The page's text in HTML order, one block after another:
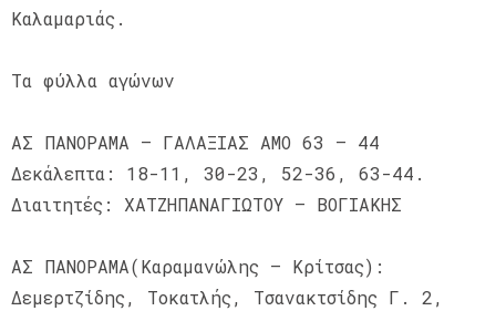
Καλαμαριάς.
Τα φύλλα αγώνων
ΑΣ ΠΑΝΟΡΑΜΑ – ΓΑΛΑΞΙΑΣ ΑΜΟ 63 – 44
Δεκάλεπτα: 18-11, 30-23, 52-36, 63-44.
Διαιτητές: ΧΑΤΖΗΠΑΝΑΓΙΩΤΟΥ – ΒΟΓΙΑΚΗΣ
ΑΣ ΠΑΝΟΡΑΜΑ(Καραμανώλης – Κρίτσας):
Δεμερτζίδης, Τοκατλής, Τσανακτσίδης Γ. 2,